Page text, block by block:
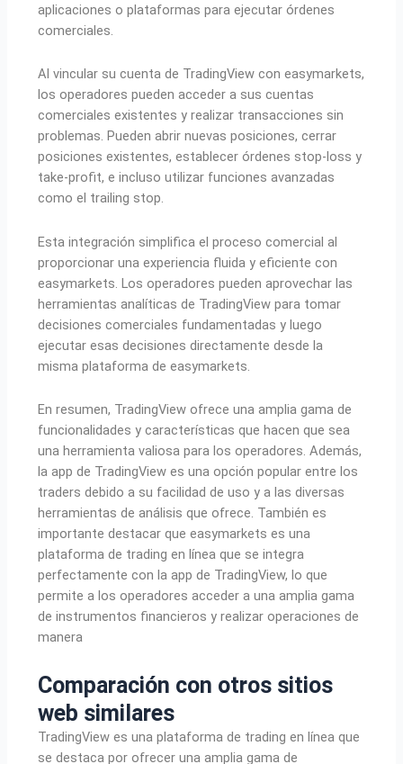
aplicaciones o plataformas para ejecutar órdenes
comerciales.
Al vincular su cuenta de TradingView con easymarkets,
los operadores pueden acceder a sus cuentas
comerciales existentes y realizar transacciones sin
problemas. Pueden abrir nuevas posiciones, cerrar
posiciones existentes, establecer órdenes stop-loss y
take-profit, e incluso utilizar funciones avanzadas
como el trailing stop.
Esta integración simplifica el proceso comercial al
proporcionar una experiencia fluida y eficiente con
easymarkets. Los operadores pueden aprovechar las
herramientas analíticas de TradingView para tomar
decisiones comerciales fundamentadas y luego
ejecutar esas decisiones directamente desde la
misma plataforma de easymarkets.
En resumen, TradingView ofrece una amplia gama de
funcionalidades y características que hacen que sea
una herramienta valiosa para los operadores. Además,
la app de TradingView es una opción popular entre los
traders debido a su facilidad de uso y a las diversas
herramientas de análisis que ofrece. También es
importante destacar que easymarkets es una
plataforma de trading en línea que se integra
perfectamente con la app de TradingView, lo que
permite a los operadores acceder a una amplia gama
de instrumentos financieros y realizar operaciones de
manera
Comparación con otros sitios
web similares
TradingView es una plataforma de trading en línea que
se destaca por ofrecer una amplia gama de